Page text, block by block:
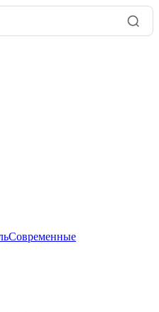
Современные